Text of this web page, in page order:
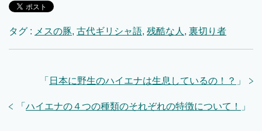
タグ : メスの豚, 古代ギリシャ語, 残酷な人, 裏切り者
「 日本に野生のハイエナは生息しているの！？ 」
「 ハイエナの４つの種類のそれぞれの特徴について！ 」